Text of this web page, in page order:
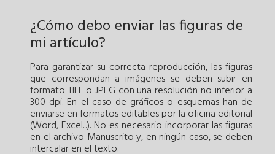
¿Cómo debo enviar las figuras de
mi artículo?
Para garantizar su correcta reproducción, las figuras
que correspondan a imágenes se deben subir en
formato TIFF o JPEG con una resolución no inferior a
300 dpi. En el caso de gráficos o esquemas han de
enviarse en formatos editables por la oficina editorial
(Word, Excel...). No es necesario incorporar las figuras
en el archivo Manuscrito y, en ningún caso, se deben
intercalar en el texto.